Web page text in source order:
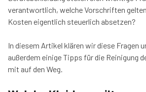
verantwortlich, welche Vorschriften
Kosten eigentlich steuerlich absetzen?
In diesem Artikel klären wir diese Fragen
außerdem einige Tipps für die Reinigung
mit auf den Weg.